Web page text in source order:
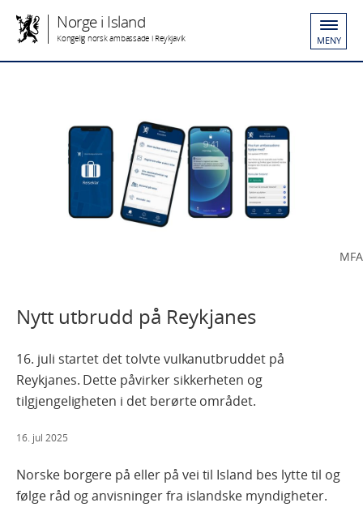
Norge i Island
Kongelig norsk ambassade i Reykjavik MENY
MFA
Nytt utbrudd på Reykjanes
16. juli startet det tolvte vulkanutbruddet på
Reykjanes. Dette påvirker sikkerheten og
tilgjengeligheten i det berørte området.
16. jul 2025
Norske borgere på eller på vei til Island bes lytte til og
følge råd og anvisninger fra islandske myndigheter.